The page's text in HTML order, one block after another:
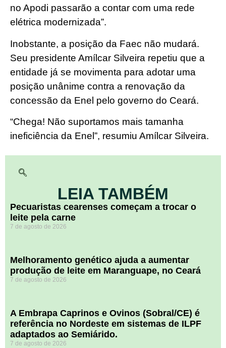
no Apodi passarão a contar com uma rede
elétrica modernizada”.
Inobstante, a posição da Faec não mudará.
Seu presidente Amílcar Silveira repetiu que a
entidade já se movimenta para adotar uma
posição unânime contra a renovação da
concessão da Enel pelo governo do Ceará.
“Chega! Não suportamos mais tamanha
ineficiência da Enel”, resumiu Amílcar Silveira.
LEIA TAMBÉM
Pecuaristas cearenses começam a trocar o
leite pela carne
7 de agosto de 2026
Melhoramento genético ajuda a aumentar
produção de leite em Maranguape, no Ceará
7 de agosto de 2026
A Embrapa Caprinos e Ovinos (Sobral/CE) é
referência no Nordeste em sistemas de ILPF
adaptados ao Semiárido.
7 de agosto de 2026